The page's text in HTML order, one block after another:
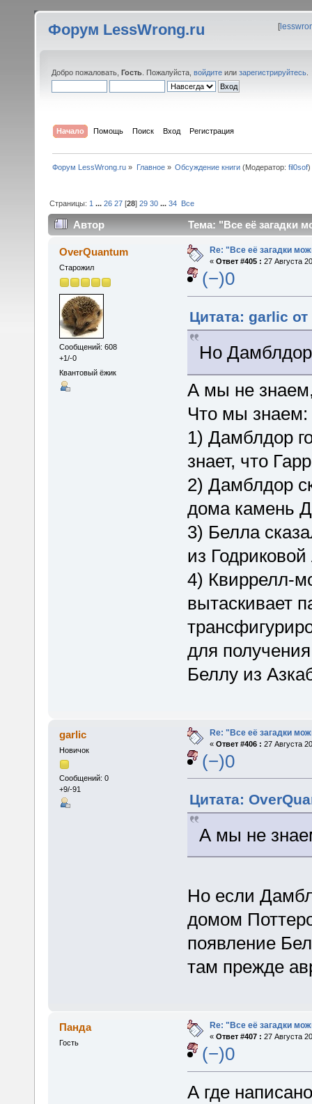
Форум LessWrong.ru [
Добро пожаловать, Гость . Пожалуйста, войдите или зарегистрируйтесь
Начало Помощь Поиск Вход Регистрация
Форум LessWrong.ru » Главное» Обсуждение книги(Модератор: fil0sof)
Страницы: 1 ...26 27 [28]29 30 ...34 Все
Автор Тема: "Все её загадки
OverQuantum
Старожил
Сообщений: 608
+1/-0
Квантовый ёжик
Re: "Все её загадки
« Ответ #405 : 27 Августа
(−)0
Цитата: garlic от
Но
А мы не
Что мы знаем:
1) Дамблдор
знает, что
2) Дамблдор
дома камень
3) Белла
из
4) Квиррелл-
вытаскивает
для
Беллу из
garlic
Новичок
Сообщений: 0
+9/-91
Re: "Все её загадки
« Ответ #406 : 27 Августа
(−)0
Цитата:
А мы не
Но если
домом
появление
там прежде
Панда
Гость
Re: "Все её загадки
« Ответ #407 : 27 Августа
(−)0
А где